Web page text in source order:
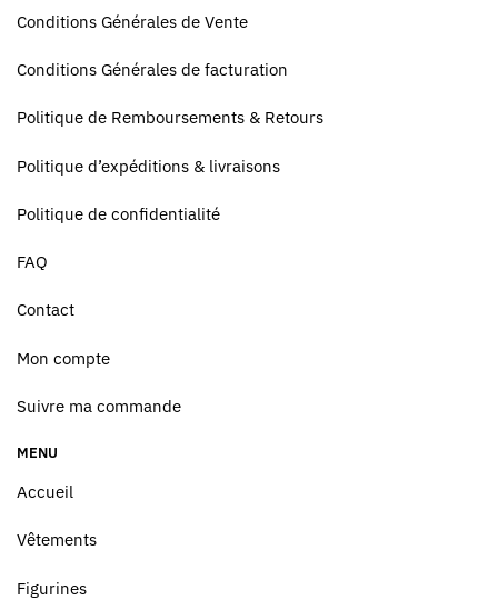
Conditions Générales de Vente
Conditions Générales de facturation
Politique de Remboursements & Retours
Politique d’expéditions & livraisons
Politique de confidentialité
FAQ
Contact
Mon compte
Suivre ma commande
MENU
Accueil
Vêtements
Figurines